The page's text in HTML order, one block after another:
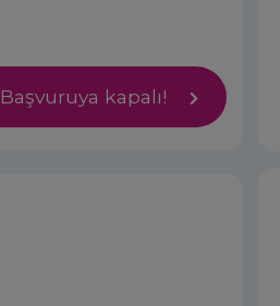
Başvuruya kapalı!